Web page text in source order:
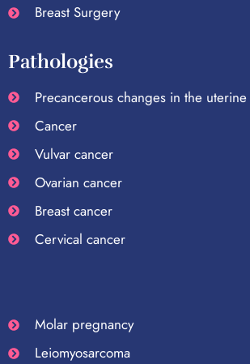
Breast Surgery
Pathologies
Precancerous changes in the
Cancer
Vulvar cancer
Ovarian cancer
Breast cancer
Cervical cancer
Molar pregnancy
Leiomyosarcoma